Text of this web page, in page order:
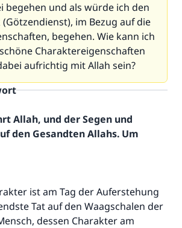
begehen und als würde ich den
im Bezug auf die
begehen. Wie kann ich
Charaktereigenschaften
aufrichtig mit Allah sein?
Allah, und der Segen und
den Gesandten Allahs. Um
ist am Tag der Auferstehung
Tat auf den Waagschalen der
dessen Charakter am